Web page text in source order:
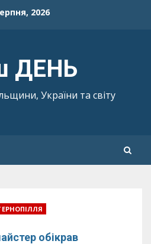
2026
ДЕНЬ
України та світу
обікрав